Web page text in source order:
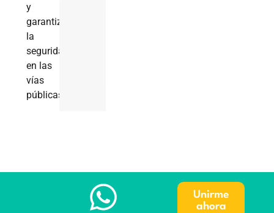
y
garantizar
la
seguridad
en las
vías
públicas.
Unirme
ahora